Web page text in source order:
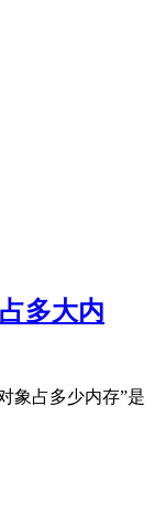
多大内
象占多少内存”是